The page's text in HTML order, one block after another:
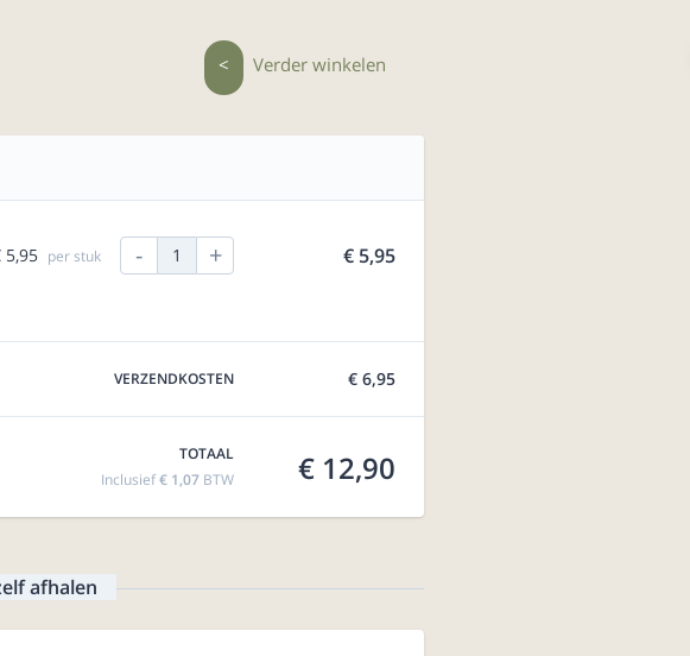
< Verder winkelen
5,95 per stuk - 1 + € 5,95
VERZENDKOSTEN € 6,95
TOTAAL
Inclusief€ 1,07 BTW € 12,90
afhalen